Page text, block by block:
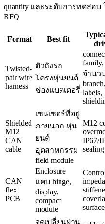
quantity และระดับการทดสอบ
RFQ
Format Best fit
Twisted-
pair wire
harness
ตัวถังรถ
โครงหุ่นยนต์
ช่องแบตเตอรี่
family,
จำนว
branch,
labels,
Shielded
M12
CAN
cable
เซนเซอร์ที่อยู่
ภายนอก หุ่น
ยนต์
อุตสาหกรรม
field module
M12
IP67/
sealing
CAN
flex
PCB
Enclosure
แคบ hinge,
display,
compact
module
จุดเปลี่ยนผ่าน